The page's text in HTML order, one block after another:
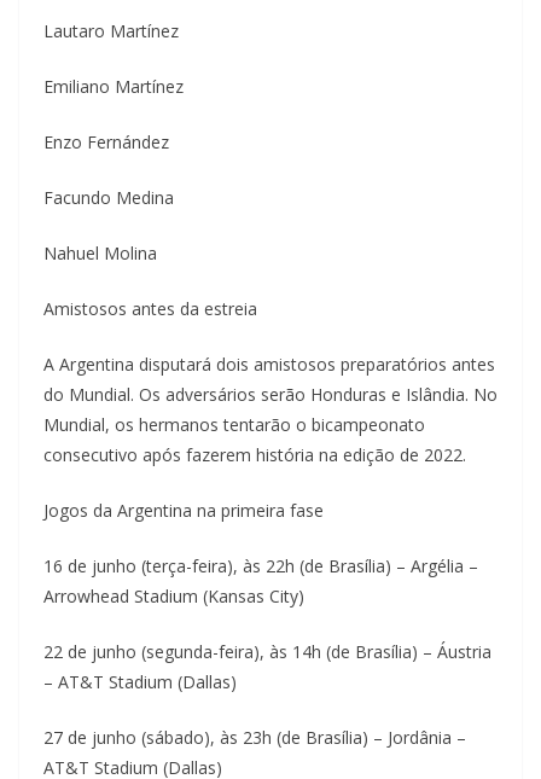
Lautaro Martínez
Emiliano Martínez
Enzo Fernández
Facundo Medina
Nahuel Molina
Amistosos antes da estreia
A Argentina disputará dois amistosos preparatórios antes
do Mundial. Os adversários serão Honduras e Islândia. No
Mundial, os hermanos tentarão o bicampeonato
consecutivo após fazerem história na edição de 2022.
Jogos da Argentina na primeira fase
16 de junho (terça-feira), às 22h (de Brasília) – Argélia –
Arrowhead Stadium (Kansas City)
22 de junho (segunda-feira), às 14h (de Brasília) – Áustria
– AT&T Stadium (Dallas)
27 de junho (sábado), às 23h (de Brasília) – Jordânia –
AT&T Stadium (Dallas)